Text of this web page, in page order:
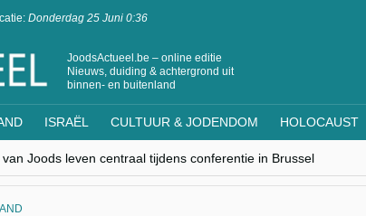
Donderdag 25 Juni 0:36
JoodsActueel.be – online editie
Nieuws, duiding & achtergrond uit
binnen- en buitenland
ISRAËL CULTUUR & JODENDOM HOLOCAUST
Joods leven centraal tijdens conferentie in Brussel
seculiere Westen minderheden begrijpt”, Jinnih Beels (Vooruit)
de verrassing van Oost-Europa
beklaagdenbank”